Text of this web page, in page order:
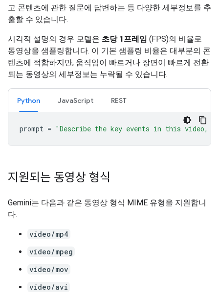
고 콘텐츠에 관한 질문에 답변하는 등 다양한 세부정보를 추
출할 수 있습니다.
시각적 설명의 경우 모델은 초당 1프레임 (FPS)의 비율로
동영상을 샘플링합니다. 이 기본 샘플링 비율은 대부분의 콘
텐츠에 적합하지만, 움직임이 빠르거나 장면이 빠르게 전환
되는 동영상의 세부정보는 누락될 수 있습니다.
Python JavaScript REST
prompt = "Describe the key events in this video,
지원되는 동영상 형식
Gemini는 다음과 같은 동영상 형식 MIME 유형을 지원합니
다.
video/mp4
video/mpeg
video/mov
video/avi